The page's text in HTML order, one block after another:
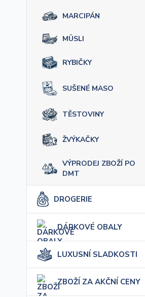
MARCIPÁN
MÜSLI
RYBIČKY
SUŠENÉ MASO
TĚSTOVINY
ŽVÝKAČKY
VÝPRODEJ ZBOŽÍ PO
DMT
DROGERIE
DÁRKOVÉ OBALY
LUXUSNÍ SLADKOSTI
ZBOŽÍ ZA AKČNÍ CENY